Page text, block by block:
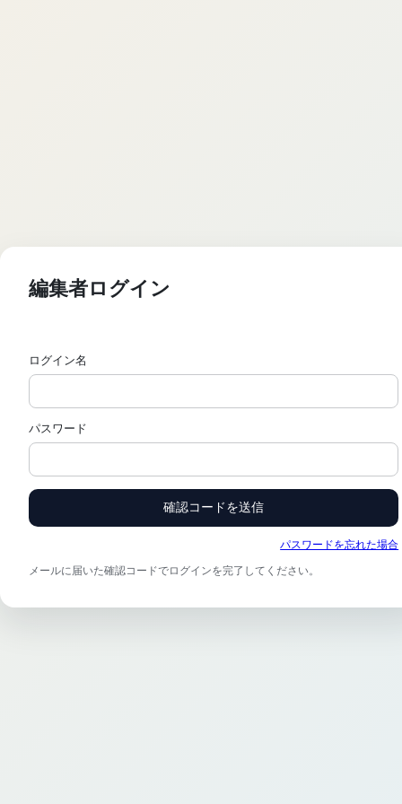
編集者ログイン
ログイン名
パスワード
確認コードを送信
パスワードを忘れた場合
メールに届いた確認コードでログインを完了してください。